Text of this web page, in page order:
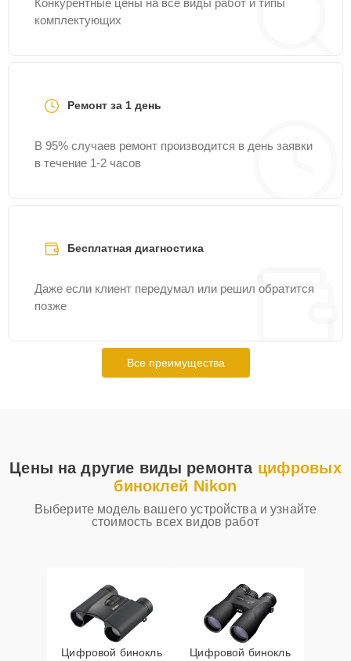
Конкурентные цены на все виды работ и типы
комплектующих
Ремонт за 1 день
В 95% случаев ремонт производится в день заявки
в течение 1-2 часов
Бесплатная диагностика
Даже если клиент передумал или решил обратится
позже
Все преимущества
Цены на другие виды ремонта цифровых
биноклей Nikon
Выберите модель вашего устройства и узнайте
стоимость всех видов работ
Цифровой бинокль
Цифровой бинокль